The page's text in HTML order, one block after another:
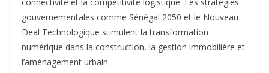
connectivité et la compétitivité logistique. Les stratégies
gouvernementales comme Sénégal 2050 et le Nouveau
Deal Technologique stimulent la transformation
numérique dans la construction, la gestion immobilière et
l’aménagement urbain.​